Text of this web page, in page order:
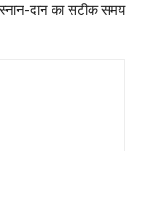
दान का सटीक समय